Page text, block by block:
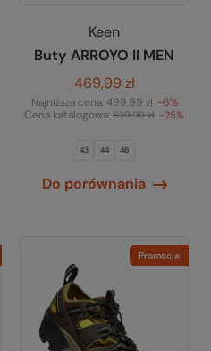
Keen
Buty ARROYO II MEN
469,99 zł
Najniższa cena:499,99 zł -6%
Cena katalogowa: 629,99 zł -25%
43 44 46
Do porównania
Promocja